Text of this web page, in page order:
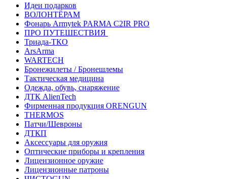
Идеи подарков
ВОЛОНТЁРАМ
Фонарь Armytek PARMA C2IR PRO
ПРО ПУТЕШЕСТВИЯ
Триада-ТКО
ArsArma
WARTECH
Бронежилеты / Бронешлемы
Тактическая медицина
Одежда, обувь, снаряжение
ДТК AlienTech
Фирменная продукция ORENGUN
THERMOS
Патчи/Шевроны
ДТКП
Аксессуары для оружия
Оптические приборы и крепления
Лицензионное оружие
Лицензионные патроны